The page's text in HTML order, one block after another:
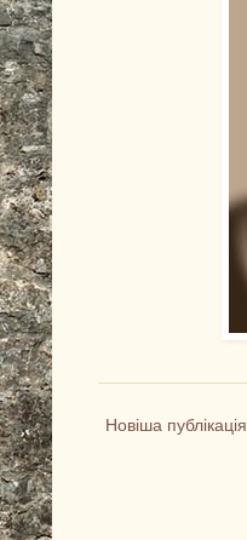
Новіша публікація